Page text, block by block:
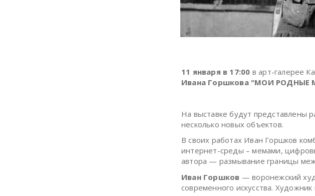
11 января в 17:00 в арт-галерее
Ивана Горшкова "МОИ РОДНЫЕ
На выставке будут представлены
несколько новых объектов.
В своих работах Иван Горшков
интернет-среды – мемами,
автора — размывание границы
Иван Горшков — воронежский
современного искусства.